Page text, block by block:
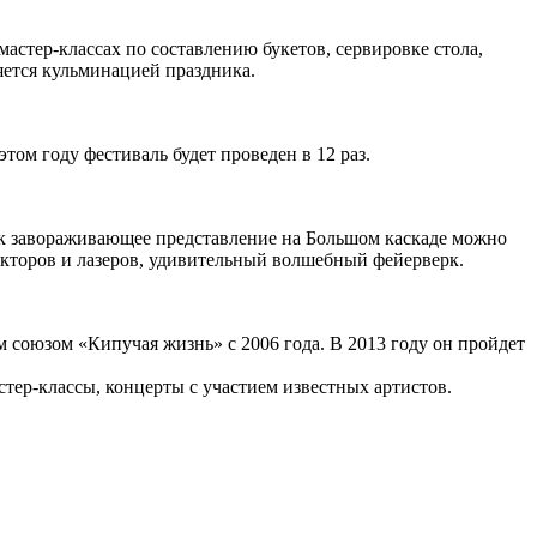
классах по составлению букетов, сервировке стола,
кульминацией праздника.
году фестиваль будет проведен в 12 раз.
завораживающее представление на Большом каскаде можно
и лазеров, удивительный волшебный фейерверк.
«Кипучая жизнь» с 2006 года. В 2013 году он пройдет
классы, концерты с участием известных артистов.